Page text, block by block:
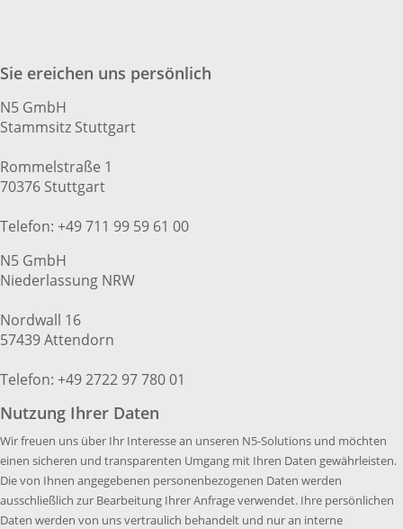
Sie ereichen uns persönlich
N5 GmbH
Stammsitz Stuttgart
Rommelstraße 1
70376 Stuttgart
Telefon: +49 711 99 59 61 00
N5 GmbH
Niederlassung NRW
Nordwall 16
57439 Attendorn
Telefon: +49 2722 97 780 01
Nutzung Ihrer Daten
Wir freuen uns über Ihr Interesse an unseren N5-Solutions und möchten
einen sicheren und transparenten Umgang mit Ihren Daten gewährleisten.
Die von Ihnen angegebenen personenbezogenen Daten werden
ausschließlich zur Bearbeitung Ihrer Anfrage verwendet. Ihre persönlichen
Daten werden von uns vertraulich behandelt und nur an interne